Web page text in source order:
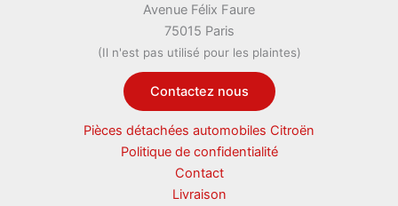
Avenue Félix Faure
75015 Paris
(Il n'est pas utilisé pour les plaintes)
Contactez nous
Pièces détachées automobiles Citroën
Politique de confidentialité
Contact
Livraison